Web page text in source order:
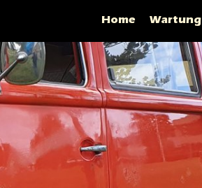
Home Wartung